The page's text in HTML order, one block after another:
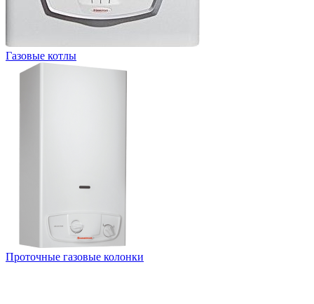
Газовые котлы
Проточные газовые колонки